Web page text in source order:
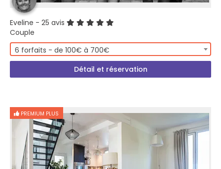
Eveline - 25 avis
Couple
6 forfaits - de 100€ à 700€
Détail et réservation
PREMIUM PLUS